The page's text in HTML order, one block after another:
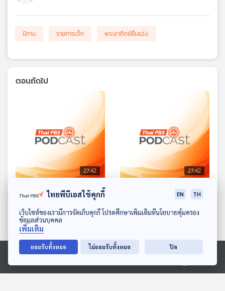
ดาวน์โหลด Thai PBS Podcast Application
Ⓒ 2020 องค์การกระจายเสียงและแพร่ภาพสาธารณะแห่งประเทศไทย
นิทาน รายการเด็ก พระอาทิตย์ยิ้มแฉ่ง
ตอนถัดไป
27:42
EP. 1588: ลาน้อยกับราชสีห์
27:42
EP. 1589: พญาเหยี่ยวกับ
พระอาทิตย์ยิ้มแฉ่ง
ไทยพีบีเอสใช้คุกกี้ EN TH
เว็บไซต์ของเรามีการจัดเก็บคุกกี้ โปรดศึกษาเพิ่มเติมที่นโยบายคุ้มครอง
ข้อมูลส่วนบุคคล
เพิ่มเติม
ยอมรับทั้งหมด ไม่ยอมรับทั้งหมด ปิด